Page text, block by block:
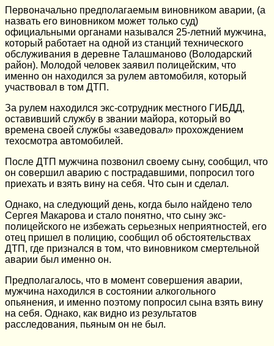
Первоначально предполагаемым виновником аварии, (а
назвать его виновником может только суд)
официальными органами назывался 25-летний мужчина,
который работает на одной из станций технического
обслуживания в деревне Талашманово (Володарский
район). Молодой человек заявил полицейским, что
именно он находился за рулем автомобиля, который
участвовал в том ДТП.
За рулем находился экс-сотрудник местного ГИБДД,
оставивший службу в звании майора, который во
времена своей службы «заведовал» прохождением
техосмотра автомобилей.
После ДТП мужчина позвонил своему сыну, сообщил, что
он совершил аварию с пострадавшими, попросил того
приехать и взять вину на себя. Что сын и сделал.
Однако, на следующий день, когда было найдено тело
Сергея Макарова и стало понятно, что сыну экс-
полицейского не избежать серьезных неприятностей, его
отец пришел в полицию, сообщил об обстоятельствах
ДТП, где признался в том, что виновником смертельной
аварии был именно он.
Предполагалось, что в момент совершения аварии,
мужчина находился в состоянии алкогольного
опьянения, и именно поэтому попросил сына взять вину
на себя. Однако, как видно из результатов
расследования, пьяным он не был.